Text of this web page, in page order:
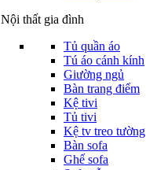
Nội thất gia đình
Tủ quần áo
Tú áo cánh kính
Giường ngủ
Bàn trang điểm
Kệ tivi
Tủ tivi
Kệ tv treo tường
Bàn sofa
Ghế sofa